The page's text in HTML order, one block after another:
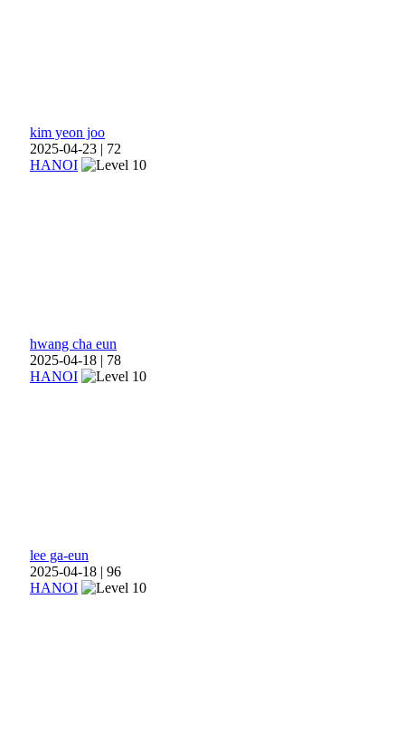
kim yeon joo
2025-04-23 | 72
HANOI
hwang cha eun
2025-04-18 | 78
HANOI
lee ga-eun
2025-04-18 | 96
HANOI